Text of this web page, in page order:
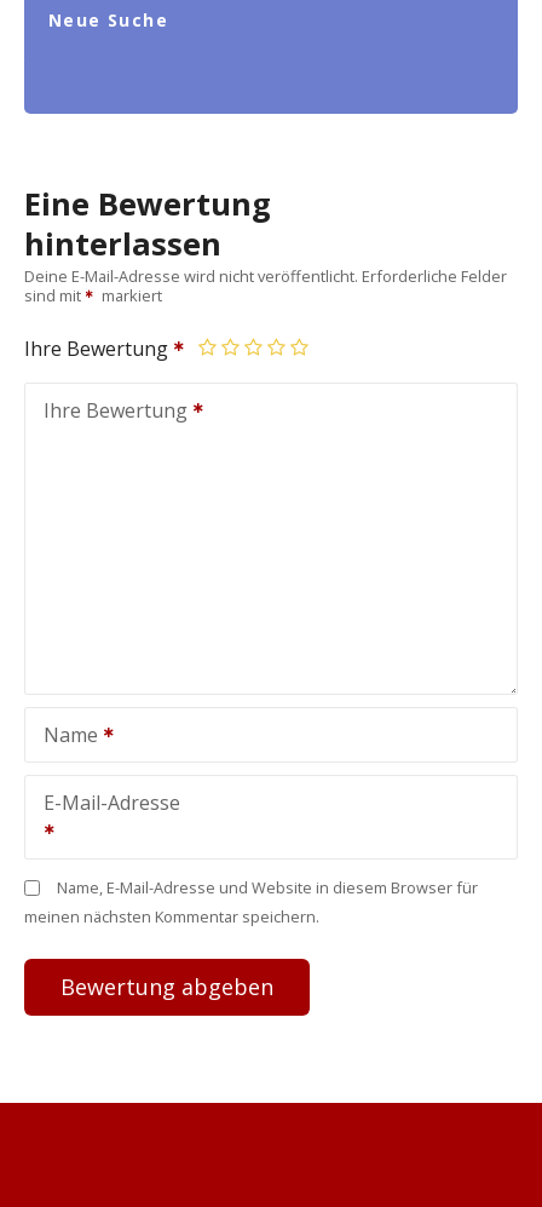
Neue Suche
Eine Bewertung
hinterlassen
Deine E-Mail-Adresse wird nicht veröffentlicht. Erforderliche Felder
sind mit
markiert
Ihre Bewertung
Ihre Bewertung
Name
E-Mail-Adresse
Name, E-Mail-Adresse und Website in diesem Browser für
meinen nächsten Kommentar speichern.